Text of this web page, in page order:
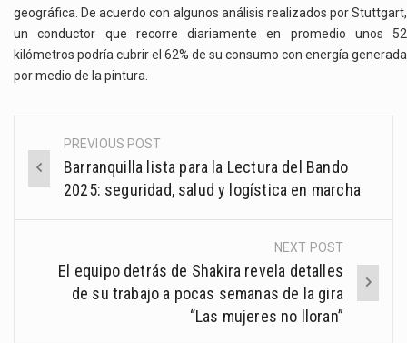
geográfica. De acuerdo con algunos análisis realizados por Stuttgart,
un conductor que recorre diariamente en promedio unos 52
kilómetros podría cubrir el 62% de su consumo con energía generada
por medio de la pintura.
Post
navigation
PREVIOUS POST
Barranquilla lista para la Lectura del Bando
2025: seguridad, salud y logística en marcha
NEXT POST
El equipo detrás de Shakira revela detalles
de su trabajo a pocas semanas de la gira
“Las mujeres no lloran”